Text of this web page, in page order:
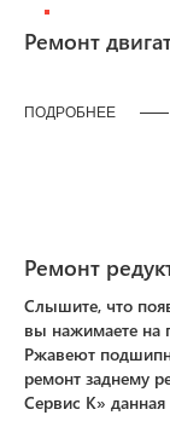
Ремонт
ПОДРОБНЕЕ
Ремонт
Слышите, что
вы нажимаете на
Ржавеют
ремонт заднему
Сервис К»